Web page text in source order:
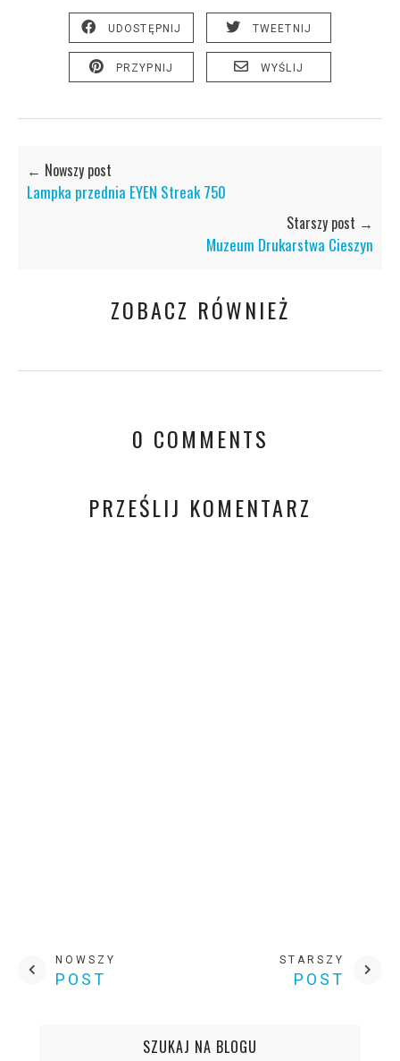
UDOSTĘPNIJ TWEETNIJ
PRZYPNIJ WYŚLIJ
← Nowszy post
Lampka przednia EYEN Streak 750
Starszy post →
Muzeum Drukarstwa Cieszyn
ZOBACZ RÓWNIEŻ
0 COMMENTS
PRZEŚLIJ KOMENTARZ
NOWSZY
POST
STARSZY
POST
SZUKAJ NA BLOGU